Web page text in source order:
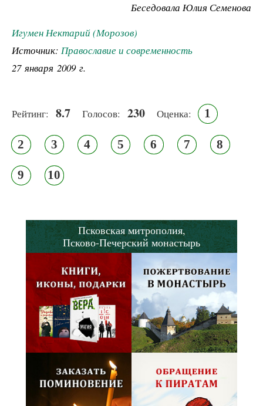
Беседовала Юлия Семенова
Игумен Нектарий (Морозов)
Источник: Православие и современность
27 января 2009 г.
Рейтинг: 8.7 Голосов: 230 Оценка: 1
2 3 4 5 6 7 8
9 10
Псковская митрополия,
Псково-Печерский монастырь